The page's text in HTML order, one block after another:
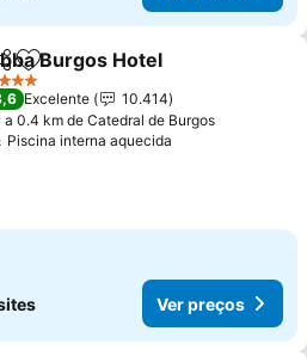
Adicionar aos favoritos
Burgos Hotel
Excelente
10.414
a 0.4 km de Catedral de Burgos
Piscina interna aquecida
Ver preços